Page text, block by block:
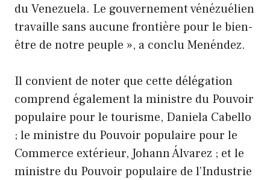
du Venezuela. Le gouvernement vénézuélien
travaille sans aucune frontière pour le bien-
être de notre peuple », a conclu Menéndez.
Il convient de noter que cette délégation
comprend également la ministre du Pouvoir
populaire pour le tourisme, Daniela Cabello
; le ministre du Pouvoir populaire pour le
Commerce extérieur, Johann Álvarez ; et le
ministre du Pouvoir populaire de l’Industrie